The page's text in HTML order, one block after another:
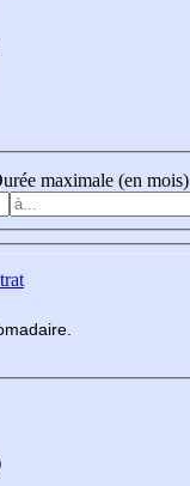
maximale (en mois)
madaire